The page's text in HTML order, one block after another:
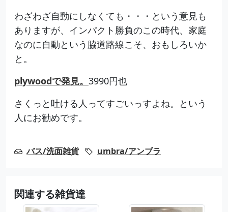
わざわざ自動にしなくても・・・という意見も
ありますが、インパクト勝負のこの時代、家庭
なのに自動という脇道路線こそ、おもしろいか
と。
plywoodで発見。 3990円也
さくっと吐ける人ってすごいっすよね。という
人にお勧めです。
バス/洗面雑貨 umbra/アンブラ
関連する雑貨達